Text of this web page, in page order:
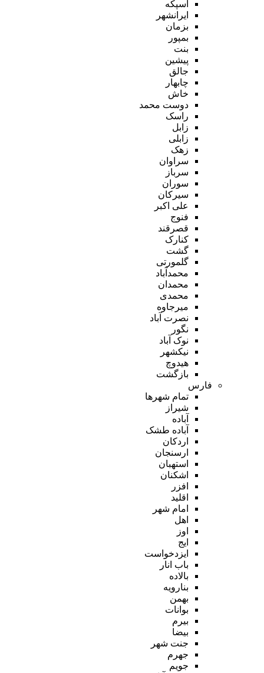
اسپکه
ایرانشهر
بزمان
بمپور
بنت
پیشین
جالق
چابهار
خاش
دوست محمد
راسک
زابل
زابلی
زهک
سراوان
سرباز
سوران
سیرکان
علی اکبر
فنوج
قصرقند
کنارک
گشت
گلمورتی
محمدآباد
محمدان
محمدی
میرجاوه
نصرت آباد
نگور
نوک آباد
نیکشهر
هیدوچ
بازگشت
فارس
تمام شهر‌ها
شیراز
آباده
آباده طشک
اردکان
ارسنجان
استهبان
اشکنان
افزر
اقلید
امام شهر
اهل
اوز
ایج
ایزدخواست
باب انار
بالاده
بنارویه
بهمن
بوانات
بیرم
بیضا
جنت شهر
جهرم
جویم